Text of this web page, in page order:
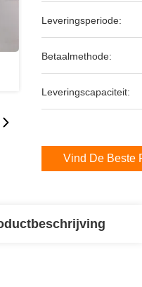
Leveringsperiode:
Betaalmethode:
Leveringscapaciteit:
Vind De Beste